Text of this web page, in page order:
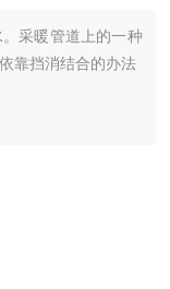
采暖管道上的一种
靠挡消结合的办法